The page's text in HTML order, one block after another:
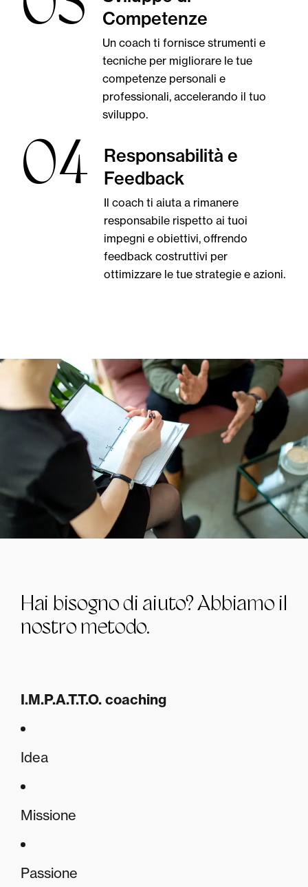
Competenze
Un coach ti fornisce strumenti e
tecniche per migliorare le tue
competenze personali e
professionali, accelerando il tuo
sviluppo.
04
Responsabilità e
Feedback
Il coach ti aiuta a rimanere
responsabile rispetto ai tuoi
impegni e obiettivi, offrendo
feedback costruttivi per
ottimizzare le tue strategie e azioni.
Hai bisogno di aiuto? Abbiamo il
nostro metodo.
I.M.P.A.T.T.O. coaching
Idea
Missione
Passione